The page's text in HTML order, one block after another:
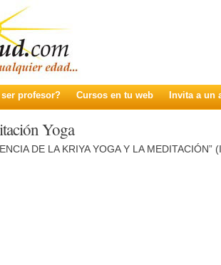
profesor? Cursos en tu web Invita a un
Yoga
DE LA KRIYA YOGA Y LA MEDITACIÓN”